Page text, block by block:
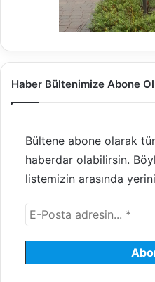
Haber Bültenimize Abone
Bültene abone olarak
haberdar olabilirsin.
listemizin arasında